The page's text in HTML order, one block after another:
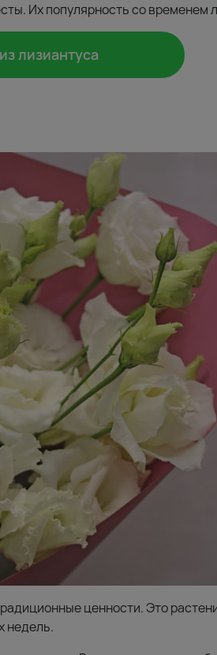
Их популярность со временем
лизиантуса
ценности. Это
недель.